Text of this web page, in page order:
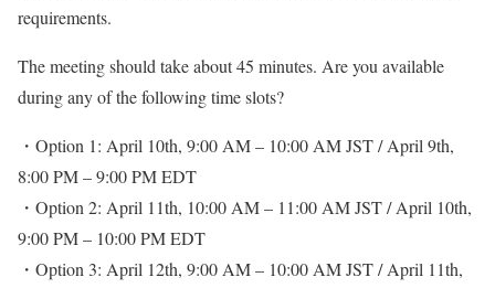
requirements.
The meeting should take about 45 minutes. Are you available
during any of the following time slots?
・Option 1: April 10th, 9:00 AM – 10:00 AM JST / April 9th,
8:00 PM – 9:00 PM EDT
・Option 2: April 11th, 10:00 AM – 11:00 AM JST / April 10th,
9:00 PM – 10:00 PM EDT
・Option 3: April 12th, 9:00 AM – 10:00 AM JST / April 11th,